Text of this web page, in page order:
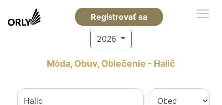
Registrovať sa
2026
Móda, Obuv, Oblečenie - Halič